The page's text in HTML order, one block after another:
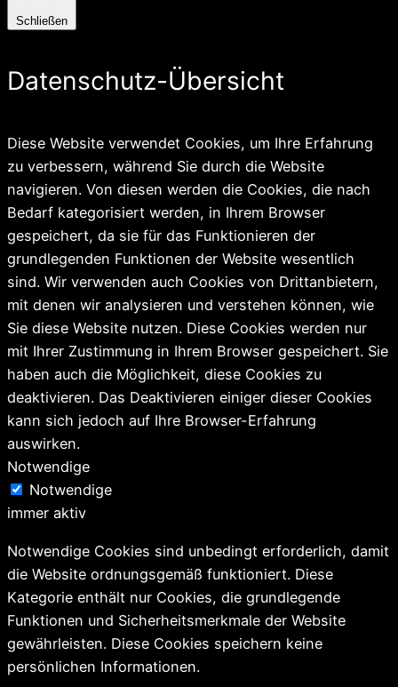
Schließen
Datenschutz-Übersicht
Diese Website verwendet Cookies, um Ihre Erfahrung
zu verbessern, während Sie durch die Website
navigieren. Von diesen werden die Cookies, die nach
Bedarf kategorisiert werden, in Ihrem Browser
gespeichert, da sie für das Funktionieren der
grundlegenden Funktionen der Website wesentlich
sind. Wir verwenden auch Cookies von Drittanbietern,
mit denen wir analysieren und verstehen können, wie
Sie diese Website nutzen. Diese Cookies werden nur
mit Ihrer Zustimmung in Ihrem Browser gespeichert. Sie
haben auch die Möglichkeit, diese Cookies zu
deaktivieren. Das Deaktivieren einiger dieser Cookies
kann sich jedoch auf Ihre Browser-Erfahrung
auswirken.
Notwendige
Notwendige
immer aktiv
Notwendige Cookies sind unbedingt erforderlich, damit
die Website ordnungsgemäß funktioniert. Diese
Kategorie enthält nur Cookies, die grundlegende
Funktionen und Sicherheitsmerkmale der Website
gewährleisten. Diese Cookies speichern keine
persönlichen Informationen.